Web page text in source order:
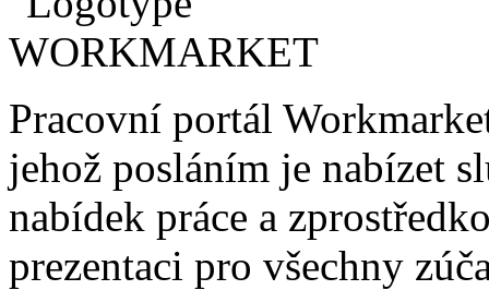
Pracovní portál
jehož posláním je nabízet
nabídek práce a
prezentaci pro všechny